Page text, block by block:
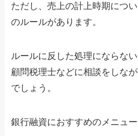
ただし、売上の計上時期につ
のルールがあります。
ルールに反した処理にならな
顧問税理士などに相談をしな
でしょう。
銀行融資におすすめのメニュー